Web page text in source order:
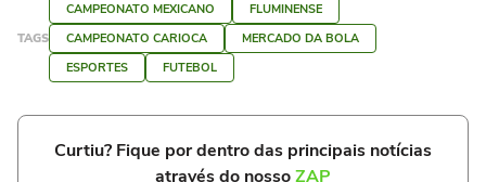
TAGS
CAMPEONATO MEXICANO
FLUMINENSE
CAMPEONATO CARIOCA
MERCADO DA BOLA
ESPORTES
FUTEBOL
Curtiu? Fique por dentro das principais notícias
através do nossoZAP